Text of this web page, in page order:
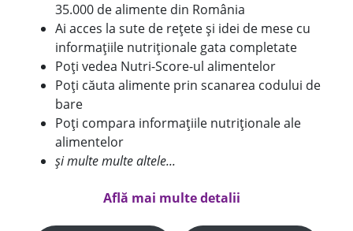
35.000 de alimente din România
Ai acces la sute de rețete și idei de mese cu
informațiile nutriționale gata completate
Poți vedea Nutri-Score-ul alimentelor
Poți căuta alimente prin scanarea codului de
bare
Poți compara informațiile nutriționale ale
alimentelor
și multe multe altele...
Află mai multe detalii